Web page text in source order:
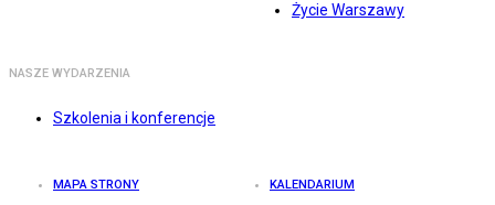
Życie Warszawy
NASZE WYDARZENIA
Szkolenia i konferencje
MAPA STRONY KALENDARIUM